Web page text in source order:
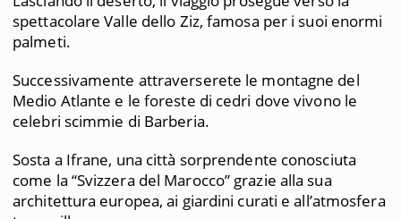
spettacolare Valle dello Ziz, famosa per i suoi enormi
palmeti.
Successivamente attraverserete le montagne del
Medio Atlante e le foreste di cedri dove vivono le
celebri scimmie di Barberia.
Sosta a Ifrane, una città sorprendente conosciuta
come la “Svizzera del Marocco” grazie alla sua
architettura europea, ai giardini curati e all’atmosfera